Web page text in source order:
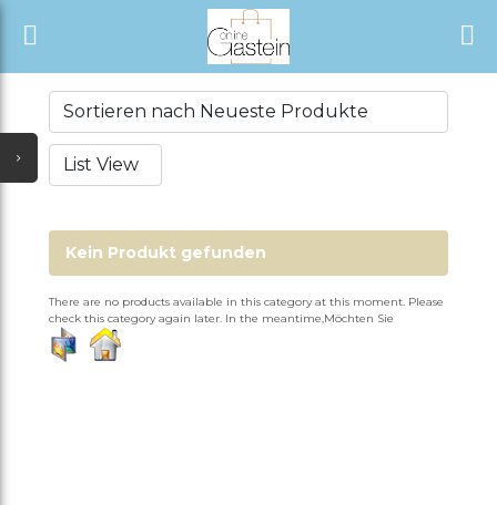
Kein Produkt gefunden
There are no products available in this category at this moment. Please
check this category again later. In the meantime,Möchten Sie
START
AUSVERKAUF
TÄGLICHE ANGEBOTE
GUTSCHEIN
VERKÄUFER WERDEN
PARTNER
ANMELDEN
ALLE KATEGORIEN
ALLE VERKÄUFER